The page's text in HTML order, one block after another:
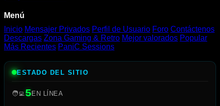
Menú
Inicio Mensajer Privados Perfil de Usuario Foro Contáctenos
Descargas Zona Gaming & Retro Mejor valorados Popular
Más Recientes PaniC Sessions
ESTADO DEL SITIO
🧑‍💻 5EN LÍNEA